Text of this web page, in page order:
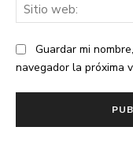
Guardar mi
navegador la próxima